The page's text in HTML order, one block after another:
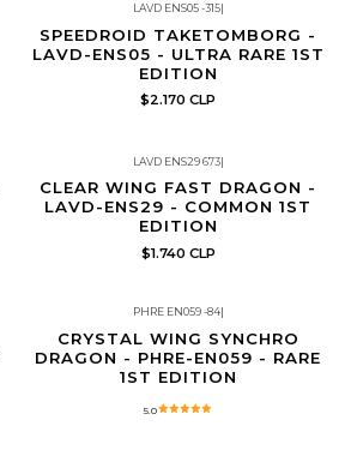
LAVD ENS05 -315|
SPEEDROID TAKETOMBORG -
LAVD-ENS05 - ULTRA RARE 1ST
EDITION
$2.170 CLP
LAVD ENS29 673|
CLEAR WING FAST DRAGON -
LAVD-ENS29 - COMMON 1ST
EDITION
$1.740 CLP
PHRE EN059 -84|
CRYSTAL WING SYNCHRO
DRAGON - PHRE-EN059 - RARE
1ST EDITION
5.0